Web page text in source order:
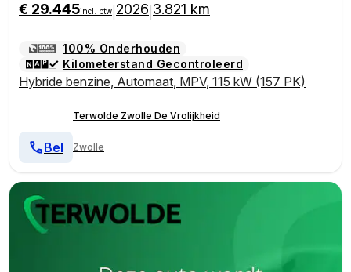
€ 29.445incl. btw 2026 3.821 km
100% Onderhouden
Kilometerstand Gecontroleerd
Hybride benzine, Automaat, MPV, 115 kW (157 PK)
Terwolde Zwolle De Vrolijkheid
Zwolle
Bel